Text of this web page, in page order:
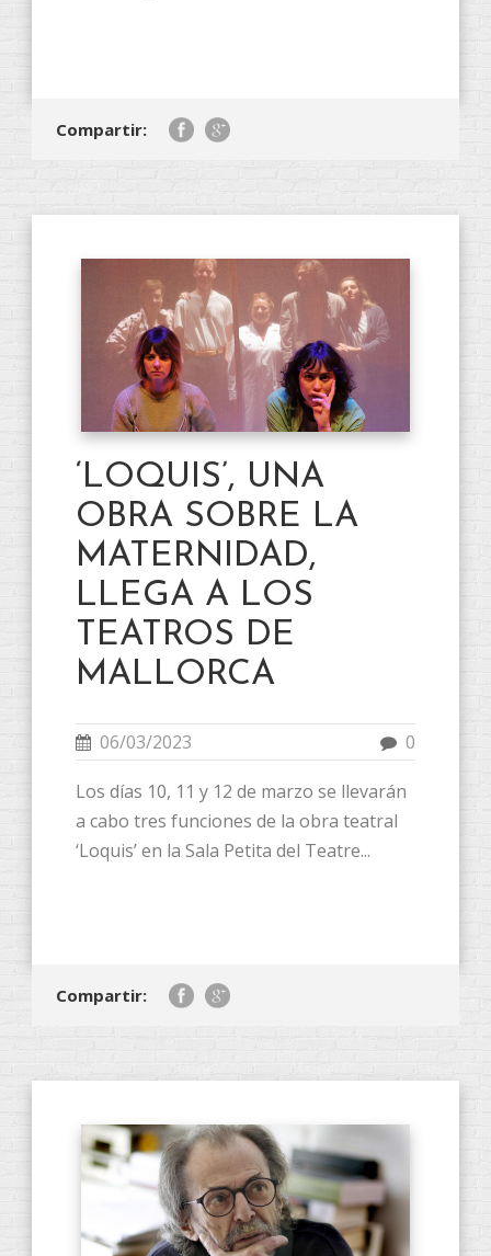
Compartir:
‘LOQUIS’, UNA
OBRA SOBRE LA
MATERNIDAD,
LLEGA A LOS
TEATROS DE
MALLORCA
06/03/2023 0
Los días 10, 11 y 12 de marzo se llevarán
a cabo tres funciones de la obra teatral
‘Loquis’ en la Sala Petita del Teatre...
Compartir: